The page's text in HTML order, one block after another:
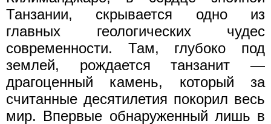
Танзании, скрывается одно из
главных геологических чудес
современности. Там, глубоко под
землей, рождается танзанит —
драгоценный камень, который за
считанные десятилетия покорил весь
мир. Впервые обнаруженный лишь в